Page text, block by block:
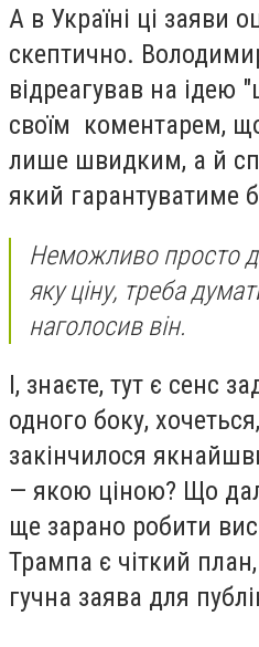
А в Україні ці заяви
скептично.
відреагував на ідею
своїм коментарем,
лише швидким, а й
який гарантуватиме
Неможливо просто
яку ціну, треба
наголосив він.
І, знаєте, тут є сенс
одного боку,
закінчилося
— якою ціною? Що
ще зарано робити
Трампа є чіткий
гучна заява для